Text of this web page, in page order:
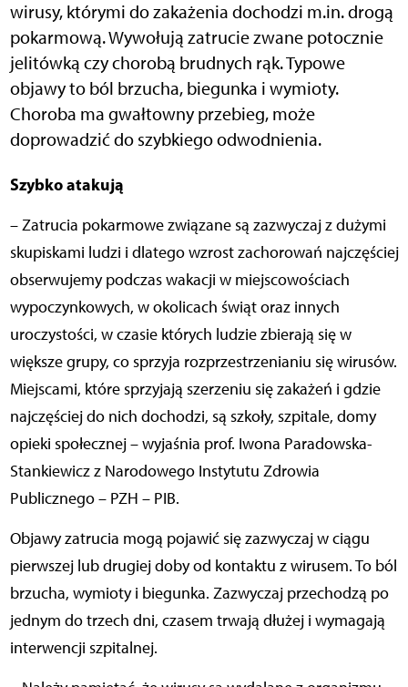
wirusy, którymi do zakażenia dochodzi m.in. drogą
pokarmową. Wywołują zatrucie zwane potocznie
jelitówką czy chorobą brudnych rąk. Typowe
objawy to ból brzucha, biegunka i wymioty.
Choroba ma gwałtowny przebieg, może
doprowadzić do szybkiego odwodnienia.
Szybko atakują
– Zatrucia pokarmowe związane są zazwyczaj z dużymi
skupiskami ludzi i dlatego wzrost zachorowań najczęściej
obserwujemy podczas wakacji w miejscowościach
wypoczynkowych, w okolicach świąt oraz innych
uroczystości, w czasie których ludzie zbierają się w
większe grupy, co sprzyja rozprzestrzenianiu się wirusów.
Miejscami, które sprzyjają szerzeniu się zakażeń i gdzie
najczęściej do nich dochodzi, są szkoły, szpitale, domy
opieki społecznej – wyjaśnia prof. Iwona Paradowska-
Stankiewicz z Narodowego Instytutu Zdrowia
Publicznego – PZH – PIB.
Objawy zatrucia mogą pojawić się zazwyczaj w ciągu
pierwszej lub drugiej doby od kontaktu z wirusem. To ból
brzucha, wymioty i biegunka. Zazwyczaj przechodzą po
jednym do trzech dni, czasem trwają dłużej i wymagają
interwencji szpitalnej.